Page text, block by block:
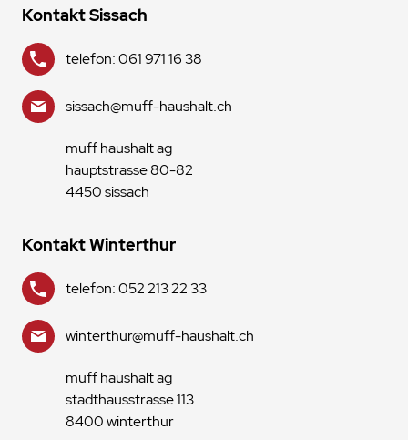
Kontakt Sissach
telefon: 061 971 16 38
sissach@muff-haushalt.ch
muff haushalt ag
hauptstrasse 80-82
4450 sissach
Kontakt Winterthur
telefon: 052 213 22 33
winterthur@muff-haushalt.ch
muff haushalt ag
stadthausstrasse 113
8400 winterthur